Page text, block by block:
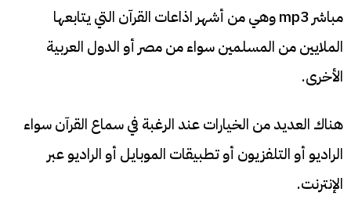
مباشر mp3
وهي من أشهر اذاعات القرآن التي يتابعها
الملايين من المسلمين سواء من مصر أو الدول العربية
الأخرى.
هناك العديد من الخيارات عند الرغبة في سماع القرآن سواء
الراديو أو التلفزيون أو تطبيقات الموبايل أو الراديو عبر
الإنترنت.